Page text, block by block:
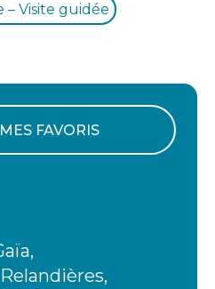
– Visite guidée
FAVORIS